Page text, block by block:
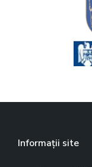
Informații site